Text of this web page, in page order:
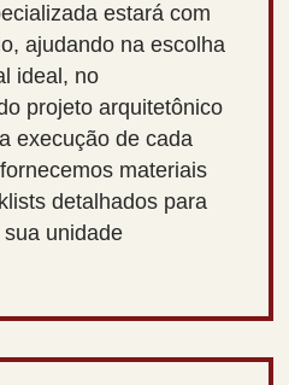
estará com
ajudando na escolha
ideal, no
projeto arquitetônico
execução de cada
materiais
detalhados para
unidade